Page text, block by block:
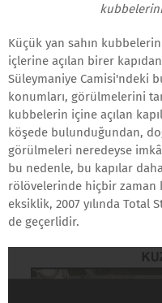
Küçük yan sahın
içlerine açılan birer
Süleymaniye Camisi'ndeki
konumları, görülmelerini
kubbelerin içine açılan
köşede bulunduğundan,
görülmeleri neredeyse
bu nedenle, bu kapılar
rölövelerinde hiçbir zaman
eksiklik, 2007 yılında Total
de geçerlidir.